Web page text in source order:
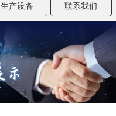
生产设备 联系我们